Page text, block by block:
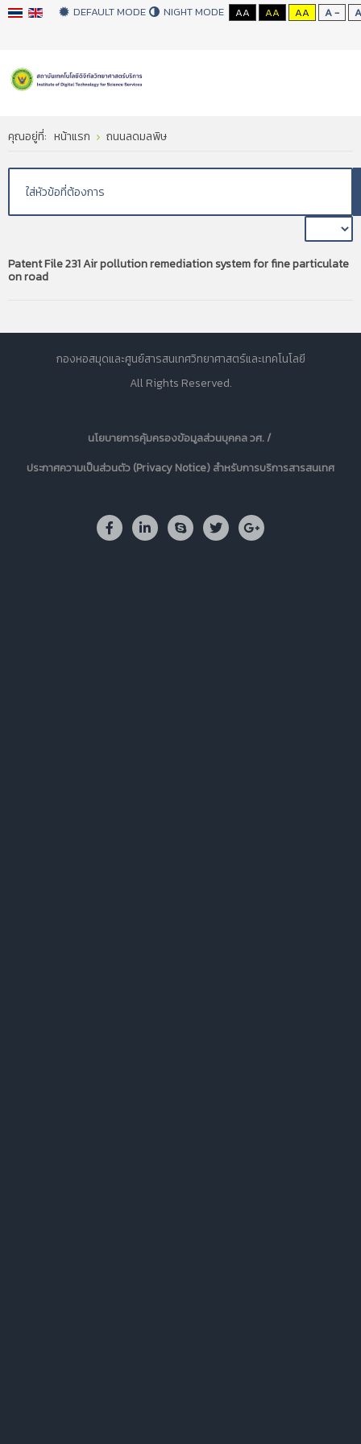
DEFAULT MODE NIGHT MODE AA AA AA A - A
คุณอยู่ที่: หน้าแรก ถนนลดมลพิษ
Patent File 231 Air pollution remediation system for fine particulate
on road
กองหอสมุดและศูนย์สารสนเทศวิทยาศาสตร์และเทคโนโลยี
All Rights Reserved.
นโยบายการคุ้มครองข้อมูลส่วนบุคคล วศ. /
ประกาศความเป็นส่วนตัว (Privacy Notice) สำหรับการบริการสารสนเทศ